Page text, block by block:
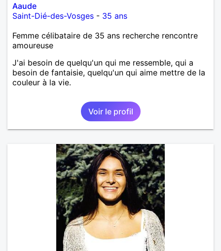
Aaude
Saint-Dié-des-Vosges - 35 ans
Femme célibataire de 35 ans recherche rencontre
amoureuse
J'ai besoin de quelqu'un qui me ressemble, qui a
besoin de fantaisie, quelqu'un qui aime mettre de la
couleur à la vie.
Voir le profil